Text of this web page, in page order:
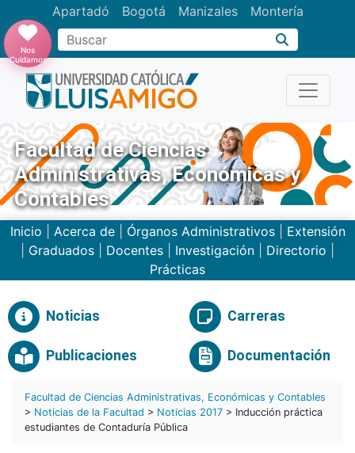
Apartadó Bogotá Manizales Montería
Buscar
Nos
Cuidamos
Facultad de Ciencias
Administrativas, Económicas y
Contables
Inicio Acerca de| Órganos Administrativos| Extensión
Graduados Docentes Investigación Directorio
Prácticas
Noticias Carreras
Publicaciones Documentación
Facultad de Ciencias Administrativas, Económicas y Contables
> Noticias de la Facultad > Noticias 2017 > Inducción práctica
estudiantes de Contaduría Pública